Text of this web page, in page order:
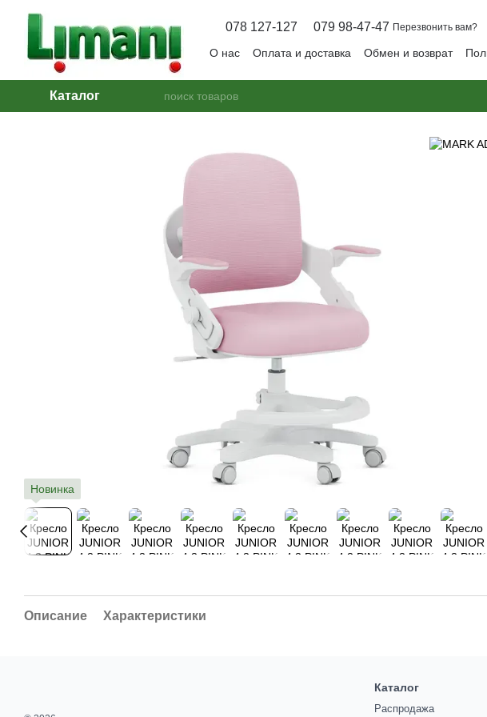
Перейти к основному контенту
078 127-127 079 98-47-47 Перезвонить вам?
О нас Оплата и доставка Обмен и возврат
Каталог
Новинка
Описание Характеристики
Каталог
Распродажа